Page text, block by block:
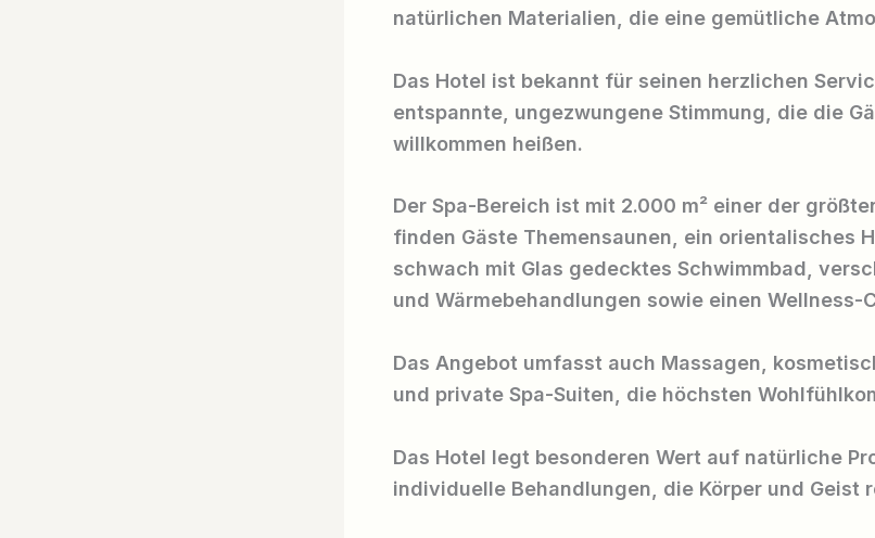
natürlichen Materialien, die eine gemütliche
Das Hotel ist bekannt für seinen herzlichen
entspannte, ungezwungene Stimmung, die die
willkommen heißen.
Der Spa-Bereich ist mit 2.000 m² einer der
finden Gäste Themensaunen, ein orientalisches
schwach mit Glas gedecktes Schwimmbad,
und Wärmebehandlungen sowie einen Wellness-
Das Angebot umfasst auch Massagen,
und private Spa-Suiten, die höchsten
Das Hotel legt besonderen Wert auf natürliche
individuelle Behandlungen, die Körper und Geist